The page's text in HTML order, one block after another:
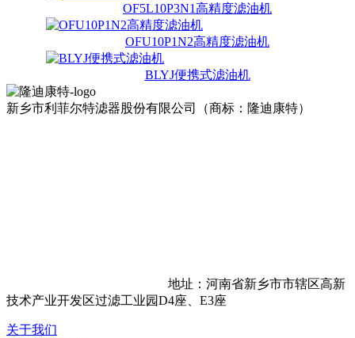
OF5L10P3N1高精度滤油机
OFU10P1N2高精度滤油机
BLYJ便携式滤油机
新乡市利菲尔特滤器股份有限公司（商标：隆迪康特）
地址：河南省新乡市市辖区高新
技术产业开发区过滤工业园D4座、E3座
关于我们